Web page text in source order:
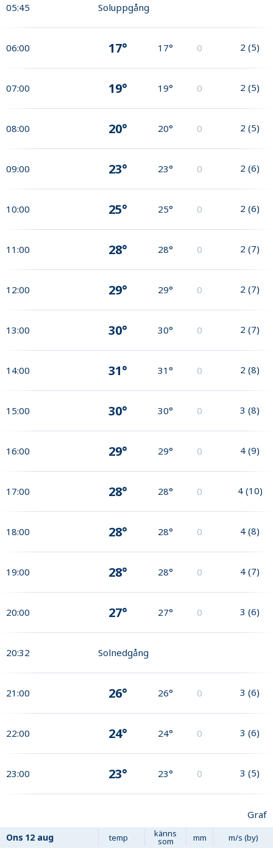
05:45 Soluppgång
06:00 17° 17° 0 2 (5)
07:00 19° 19° 0 2 (5)
08:00 20° 20° 0 2 (5)
09:00 23° 23° 0 2 (6)
10:00 25° 25° 0 2 (6)
11:00 28° 28° 0 2 (7)
12:00 29° 29° 0 2 (7)
13:00 30° 30° 0 2 (7)
14:00 31° 31° 0 2 (8)
15:00 30° 30° 0 3 (8)
16:00 29° 29° 0 4 (9)
17:00 28° 28° 0 4 (10)
18:00 28° 28° 0 4 (8)
19:00 28° 28° 0 4 (7)
20:00 27° 27° 0 3 (6)
20:32 Solnedgång
21:00 26° 26° 0 3 (6)
22:00 24° 24° 0 3 (6)
23:00 23° 23° 0 3 (5)
Graf
Ons 12 aug temp känns
som mm m/s (by)